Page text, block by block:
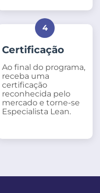
4
Certificação
Ao final do programa,
receba uma
certificação
reconhecida pelo
mercado e torne-se
Especialista Lean.